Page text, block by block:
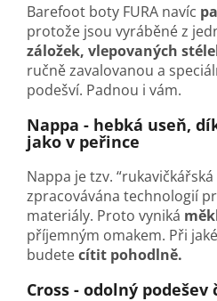
Barefoot boty FURA navíc
protože jsou vyráběné z
záložek, vlepovaných
ručně zavalovanou a
podešví. Padnou i vám.
Nappa - hebká useň,
jako v peřince
Nappa je tzv.
zpracovávána technologií
materiály. Proto vyniká
příjemným omakem. Při
budetecítit pohodlně.
Cross - odolný podešev